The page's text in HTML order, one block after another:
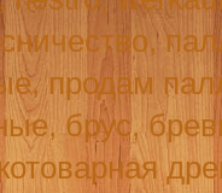
продам
брус,